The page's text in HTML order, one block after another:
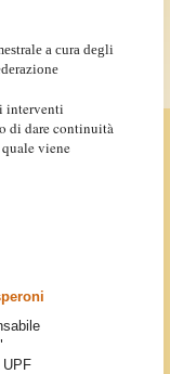
a cura degli
interventi
di dare continuità
viene
UPF